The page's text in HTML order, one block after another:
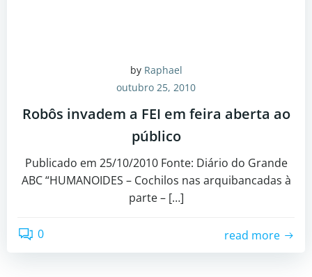
by Raphael
outubro 25, 2010
Robôs invadem a FEI em feira aberta ao
público
Publicado em 25/10/2010 Fonte: Diário do Grande
ABC “HUMANOIDES – Cochilos nas arquibancadas à
parte – […]
0 read more